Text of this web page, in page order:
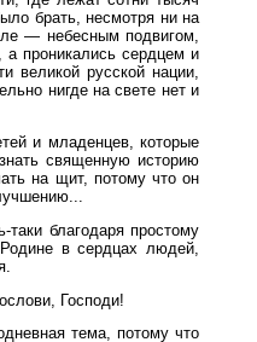
брать, несмотря ни на
— небесным подвигом,
проникались сердцем и
великой русской нации,
нигде на свете нет и
и младенцев, которые
священную историю
на щит, потому что он
благодаря простому
в сердцах людей,
Господи!
тема, потому что